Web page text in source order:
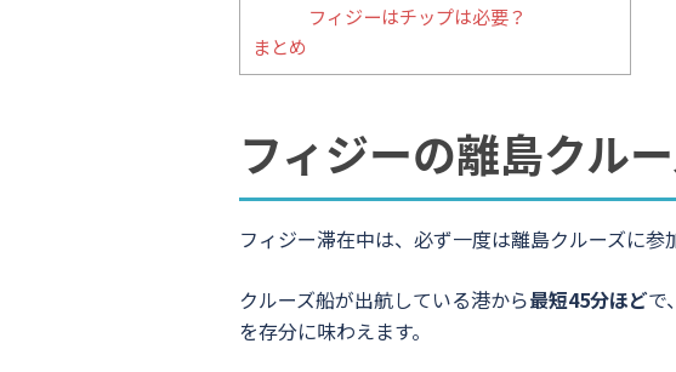
フィジーはチップは必要？
まとめ
フィジーの離島クル
フィジー滞在中は、必ず一度は離島クルーズに参
クルーズ船が出航している港から最短45分ほどで
を存分に味わえます。